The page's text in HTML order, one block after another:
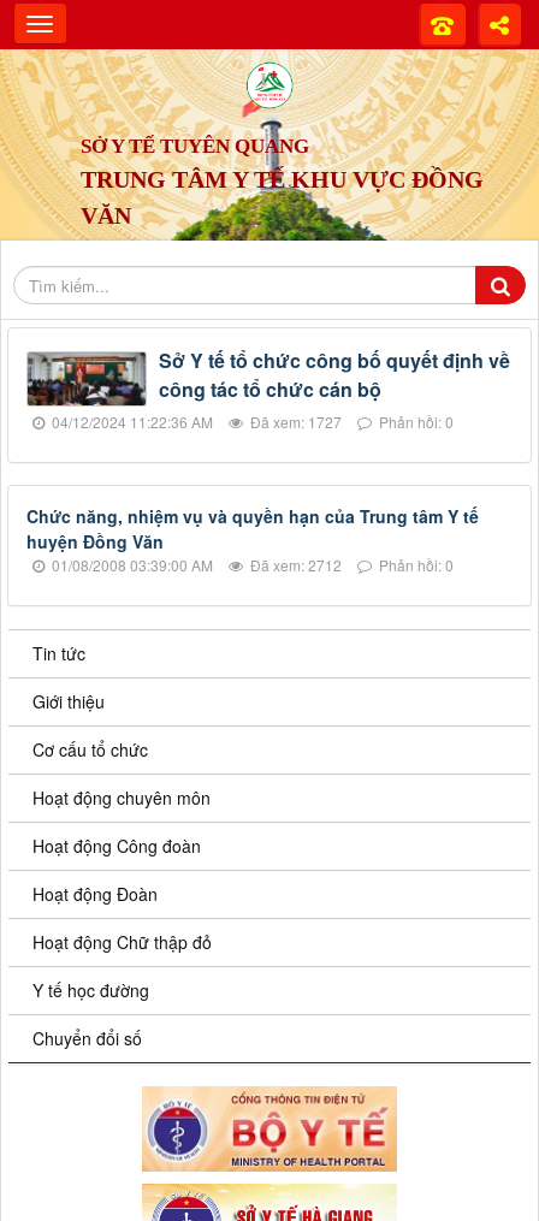
SỞ Y TẾ TUYÊN QUANG
TRUNG TÂM Y TẾ KHU VỰC ĐỒNG
VĂN
Sở Y tế tổ chức công bố quyết định về
công tác tổ chức cán bộ
04/12/2024 11:22:36 AM Đã xem: 1727 Phản hồi: 0
Chức năng, nhiệm vụ và quyền hạn của Trung tâm Y tế
huyện Đồng Văn
01/08/2008 03:39:00 AM Đã xem: 2712 Phản hồi: 0
Tin tức
Giới thiệu
Cơ cấu tổ chức
Hoạt động chuyên môn
Hoạt động Công đoàn
Hoạt động Đoàn
Hoạt động Chữ thập đỏ
Y tế học đường
Chuyển đổi số